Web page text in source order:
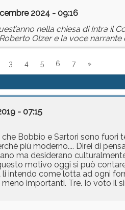
2024 - 09:16
nella chiesa di Intra il
Olzer e la voce narrante
3 4 5 6 7 »
- 07:15
Bobbio e Sartori sono
più moderno.... Direi di
ma desiderano
motivo oggi si può
intendo come lotta ad ogni
importanti. Tre. Io voto il